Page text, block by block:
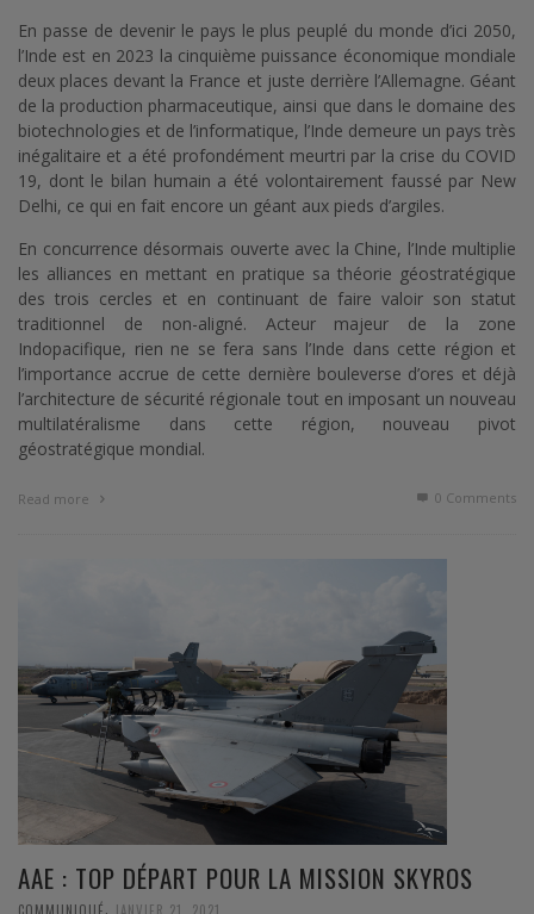
En passe de devenir le pays le plus peuplé du monde d’ici 2050,
l’Inde est en 2023 la cinquième puissance économique mondiale
deux places devant la France et juste derrière l’Allemagne. Géant
de la production pharmaceutique, ainsi que dans le domaine des
biotechnologies et de l’informatique, l’Inde demeure un pays très
inégalitaire et a été profondément meurtri par la crise du COVID
19, dont le bilan humain a été volontairement faussé par New
Delhi, ce qui en fait encore un géant aux pieds d’argiles.
En concurrence désormais ouverte avec la Chine, l’Inde multiplie
les alliances en mettant en pratique sa théorie géostratégique
des trois cercles et en continuant de faire valoir son statut
traditionnel de non-aligné. Acteur majeur de la zone
Indopacifique, rien ne se fera sans l’Inde dans cette région et
l’importance accrue de cette dernière bouleverse d’ores et déjà
l’architecture de sécurité régionale tout en imposant un nouveau
multilatéralisme dans cette région, nouveau pivot
géostratégique mondial.
Read more 0 Comments
AAE : TOP DÉPART POUR LA MISSION SKYROS
COMMUNIQUÉ JANVIER 21, 2021